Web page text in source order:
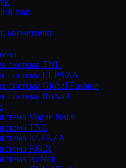
глаз
косметички
система TNL
система ELPAZA
система Global Fashion
система RuNail
Vogue Nails
TNL
ELPAZA
F.O.X
RuNail